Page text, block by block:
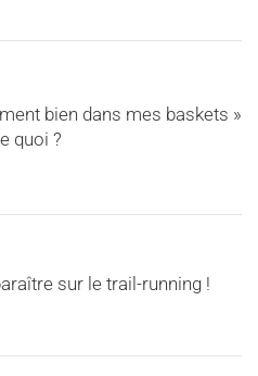
bien dans mes baskets »
quoi ?
sur le trail-running !